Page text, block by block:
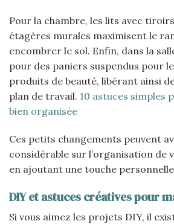
Pour la chambre, les lits avec
étagères murales maximisent le
encombrer le sol. Enfin, dans la
pour des paniers suspendus pour
produits de beauté, libérant ainsi
plan de travail. 10 astuces simples
bien organisée
Ces petits changements peuvent
considérable sur l’organisation de
en ajoutant une touche
DIY et astuces créatives pour
Si vous aimez les projets DIY, il